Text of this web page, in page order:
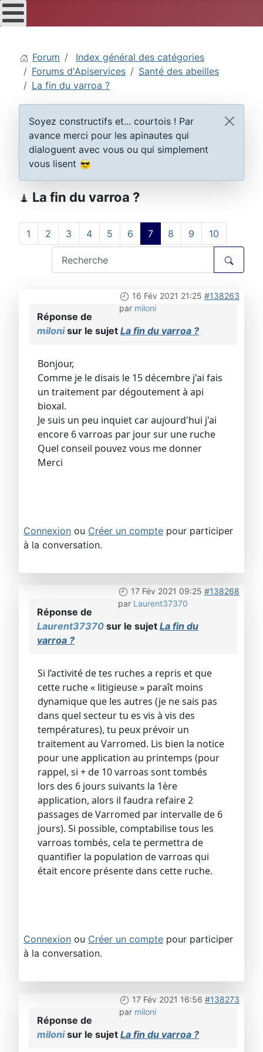
Forum
Index général des catégories
Forums d'Apiservices
Santé des abeilles
La fin du varroa ?
Soyez constructifs et... courtois ! Par
avance merci pour les apinautes qui
dialoguent avec vous ou qui simplement
vous lisent
La fin du varroa ?
1 2 3 4 5 6 7 8 9 10
16 Fév 2021 21:25 #138263
par miloni
Réponse de
milonisur le sujet La fin du varroa ?
Bonjour,
Comme je le disais le 15 décembre j'ai fais
un traitement par dégoutement à api
bioxal.
Je suis un peu inquiet car aujourd'hui j'ai
encore 6 varroas par jour sur une ruche
Quel conseil pouvez vous me donner
Merci
Connexion ou Créer un compte pour participer
à la conversation.
17 Fév 2021 09:25 #138268
par Laurent37370
Réponse de
Laurent37370 sur le sujet La fin du
varroa ?
Si l’activité de tes ruches a repris et que
cette ruche « litigieuse » paraît moins
dynamique que les autres (je ne sais pas
dans quel secteur tu es vis à vis des
températures), tu peux prévoir un
traitement au Varromed. Lis bien la notice
pour une application au printemps (pour
rappel, si + de 10 varroas sont tombés
lors des 6 jours suivants la 1ère
application, alors il faudra refaire 2
passages de Varromed par intervalle de 6
jours). Si possible, comptabilise tous les
varroas tombés, cela te permettra de
quantifier la population de varroas qui
était encore présente dans cette ruche.
Connexion ou Créer un compte pour participer
à la conversation.
17 Fév 2021 16:56 #138273
par miloni
Réponse de
milonisur le sujet La fin du varroa ?